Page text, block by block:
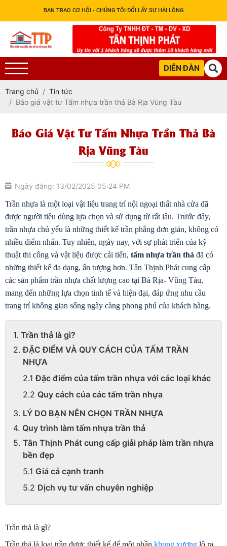
BẠN TRAO CƠ HỘI - CHÚNG TÔI ĐỔI LẤY SỰ HÀI LÒNG
DIỄN ĐÀN
Trang chủ
Tin tức
Báo giá vật tư Tấm nhựa trần thả Bà Rịa Vũng Tàu
Báo Giá Vật Tư Tấm Nhựa Trần Thả Bà
Rịa Vũng Tàu
Ngày đăng: 13/02/2025 05:24 PM
Trần nhựa là một loại vật liệu trang trí nội ngoại thất nhà cửa đã
được người tiêu dùng lựa chọn và sử dụng từ rất lâu. Trước đây,
trần nhựa chủ yếu là những thiết kế trần phẳng đơn giản, không có
nhiều điểm nhấn. Tuy nhiên, ngày nay, với sự phát triển của kỹ
thuật thi công và vật liệu được cải tiến, tấm nhựa trần thả đã có
những thiết kế đa dạng, ấn tượng hơn. Tân Thịnh Phát cung cấp
các sản phẩm trần nhựa chất lượng cao tại Bà Rịa- Vũng Tàu,
mang đến những lựa chọn tinh tế và hiện đại, đáp ứng nhu cầu
trang trí không gian sống ngày càng phong phú của khách hàng.
Trần thả là gì?
ĐẶC ĐIỂM VÀ QUY CÁCH CỦA TẤM TRẦN
NHỰA
Đặc điểm của tấm trần nhựa với các loại khác
Quy cách của các tấm trần nhựa
LÝ DO BẠN NÊN CHỌN TRẦN NHỰA
Quy trình làm tấm nhựa trần thả
Tân Thịnh Phát cung cấp giải pháp làm trần nhựa
bền đẹp
Giá cả cạnh tranh
Dịch vụ tư vấn chuyên nghiệp
Trần thả là gì?
Trần thả là loại trần được thiết kế để một phần khung xương lộ ra